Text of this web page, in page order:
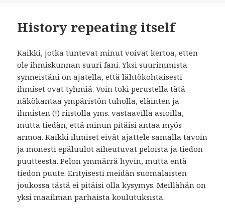
History repeating itself
Kaikki, jotka tuntevat minut voivat kertoa, etten
ole ihmiskunnan suuri fani. Yksi suurimmista
synneistäni on ajatella, että lähtökohtaisesti
ihmiset ovat tyhmiä. Voin toki perustella tätä
näkökantaa ympäristön tuholla, eläinten ja
ihmisten (!) riistolla yms. vastaavilla asioilla,
mutta tiedän, että minun pitäisi antaa myös
armoa. Kaikki ihmiset eivät ajattele samalla tavoin
ja monesti epäluulot aiheutuvat peloista ja tiedon
puutteesta. Pelon ymmärrä hyvin, mutta entä
tiedon puute. Erityisesti meidän suomalaisten
joukossa tästä ei pitäisi olla kysymys. Meillähän on
yksi maailman parhaista koulutuksista.